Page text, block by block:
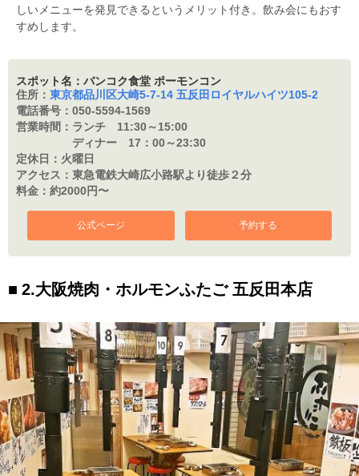
しいメニューを発見できるというメリット付き。飲み会にもおす
すめします。
スポット名：バンコク食堂 ポーモンコン
住所： 東京都品川区大崎5-7-14 五反田ロイヤルハイツ105-2
電話番号： 050-5594-1569
営業時間： ランチ 11:30～15:00
ディナー 17： 00～23:30
定休日： 火曜日
アクセス： 東急電鉄大崎広小路駅より徒歩２分
料金： 約2000円〜
公式ページ 予約する
2.大阪焼肉・ホルモンふたご 五反田本店